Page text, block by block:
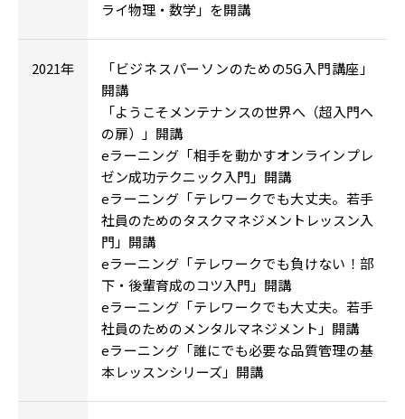
ライ物理・数学」を開講
2021年
「ビジネスパーソンのための5G入門講座」
開講
「ようこそメンテナンスの世界へ（超入門へ
の扉）」開講
eラーニング「相手を動かすオンラインプレ
ゼン成功テクニック入門」開講
eラーニング「テレワークでも大丈夫。若手
社員のためのタスクマネジメントレッスン入
門」開講
eラーニング「テレワークでも負けない！部
下・後輩育成のコツ入門」開講
eラーニング「テレワークでも大丈夫。若手
社員のためのメンタルマネジメント」開講
eラーニング「誰にでも必要な品質管理の基
本レッスンシリーズ」開講